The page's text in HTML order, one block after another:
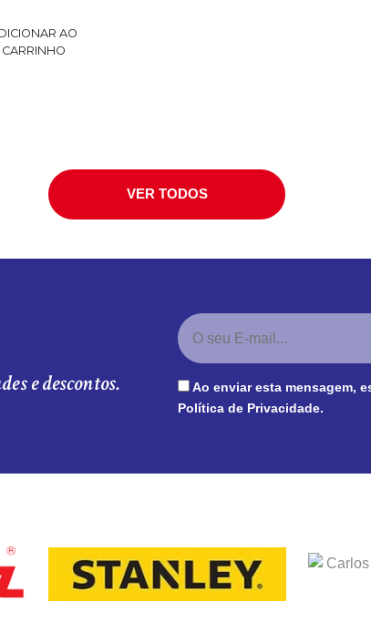
AO
CARRINHO
VER TODOS
e descontos.
Ao enviar esta mensagem,
Política de Privacidade.